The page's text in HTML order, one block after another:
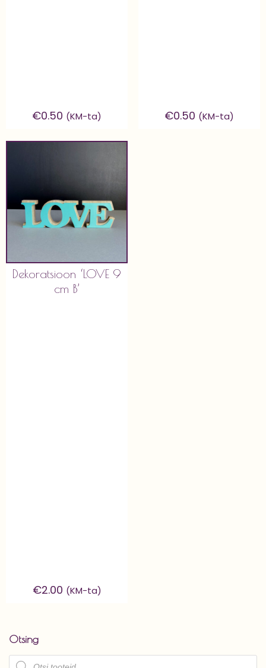
€0.50 (KM-ta) €0.50 (KM-ta)
Dekoratsioon ‘LOVE 9
cm B’
€2.00 (KM-ta)
Otsing
Products
search